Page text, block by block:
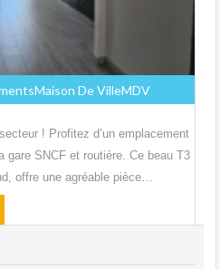
De VilleMDV
! Profitez d’un emplacement
gare SNCF et routière. Ce beau T3
offre une agréable pièce…